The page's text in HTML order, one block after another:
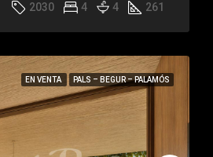
2030 4 4 261
EN VENTA PALS – BEGUR – PALAMÓS